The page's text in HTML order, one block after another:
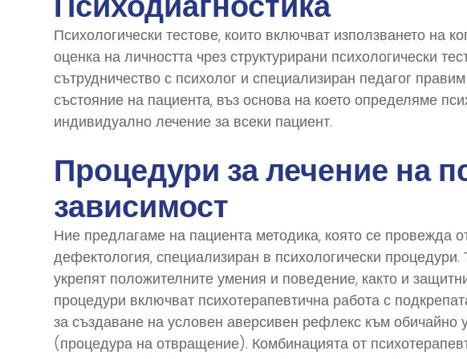
Психологически тестове, които включват използването на
оценка на личността чрез структурирани психологически
сътрудничество с психолог и специализиран педагог
състояние на пациента, въз основа на което определяме
индивидуално лечение за всеки пациент.
Процедури за лечение на
зависимост
Ние предлагаме на пациента методика, която се провежда
дефектология, специализиран в психологически
укрепят положителните умения и поведение, както и
процедури включват психотерапевтична работа с
за създаване на условен аверсивен рефлекс към обичайно
(процедура на отвращение). Комбинацията от